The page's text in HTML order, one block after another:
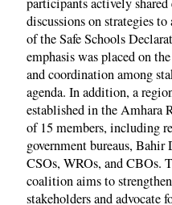
discussions on strategies
of the Safe Schools
emphasis was placed on
and coordination among
agenda. In addition, a
established in the Amhara
of 15 members, including
government bureaus,
CSOs, WROs, and CBOs.
coalition aims to
stakeholders and advocate